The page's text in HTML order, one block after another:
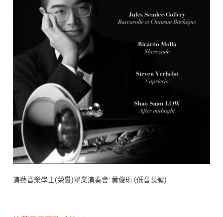
演藝音樂學士(榮譽)畢業演奏會: 黄俊珩 (低音長號)